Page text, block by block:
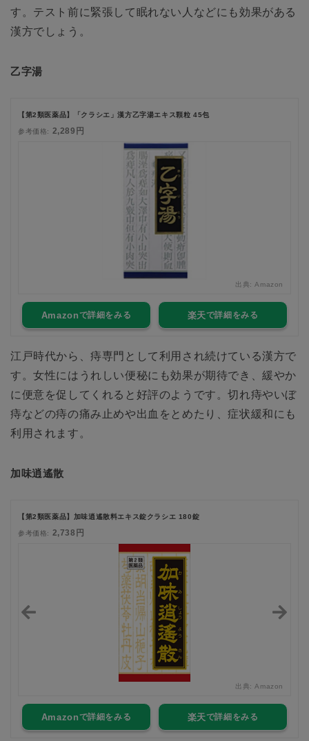
す。テスト前に緊張して眠れない人などにも効果がある
漢方でしょう。
乙字湯
【第2類医薬品】「クラシエ」漢方乙字湯エキス顆粒 45包
参考価格: 2,289円
出典: Amazon
Amazon 楽天
江戸時代から、痔専門として利用され続けている漢方で
す。女性にはうれしい便秘にも効果が期待でき、緩やか
に便意を促してくれると好評のようです。切れ痔やいぼ
痔などの痔の痛み止めや出血をとめたり、症状緩和にも
利用されます。
加味逍遙散
【第2類医薬品】加味逍遙散料エキス錠クラシエ 180錠
参考価格: 2,738円
出典: Amazon
Amazon 楽天